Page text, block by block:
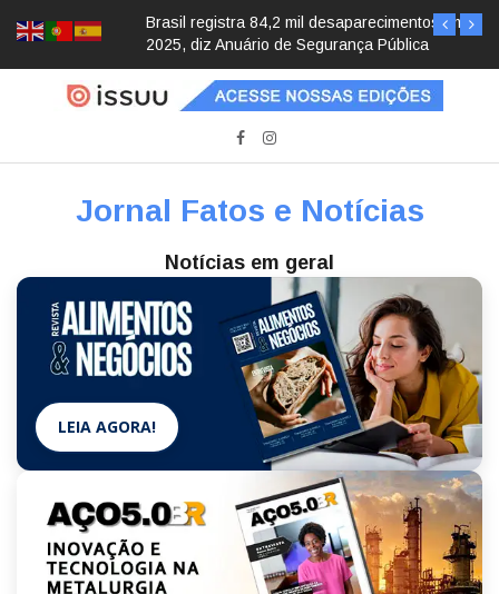
Brasil registra 84,2 mil desaparecimentos em
2025, diz Anuário de Segurança Pública
Jornal Fatos e Notícias
Notícias em geral
LEIA AGORA!